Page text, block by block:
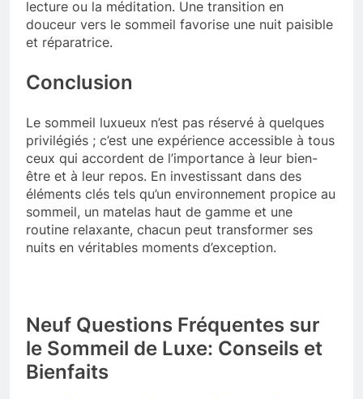
lecture ou la méditation. Une transition en
douceur vers le sommeil favorise une nuit paisible
et réparatrice.
Conclusion
Le sommeil luxueux n’est pas réservé à quelques
privilégiés ; c’est une expérience accessible à tous
ceux qui accordent de l’importance à leur bien-
être et à leur repos. En investissant dans des
éléments clés tels qu’un environnement propice au
sommeil, un matelas haut de gamme et une
routine relaxante, chacun peut transformer ses
nuits en véritables moments d’exception.
Neuf Questions Fréquentes sur
le Sommeil de Luxe: Conseils et
Bienfaits